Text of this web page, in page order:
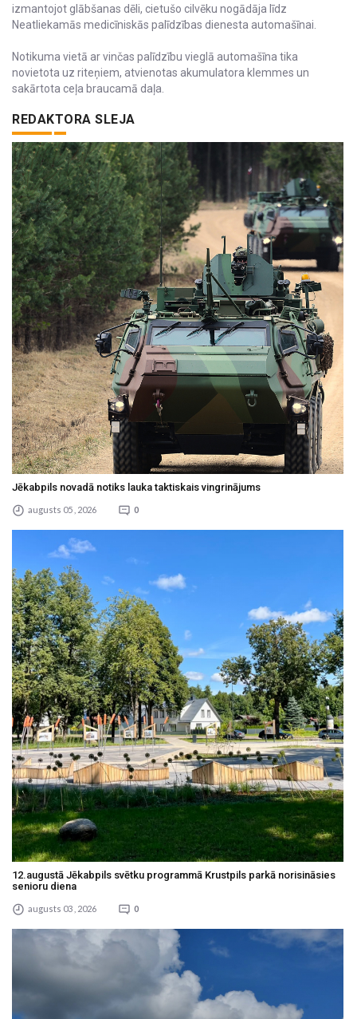
izmantojot glābšanas dēli, cietušo cilvēku nogādāja līdz
Neatliekamās medicīniskās palīdzības dienesta automašīnai.
Notikuma vietā ar vinčas palīdzību vieglā automašīna tika
novietota uz riteņiem, atvienotas akumulatora klemmes un
sakārtota ceļa braucamā daļa.
REDAKTORA SLEJA
Jēkabpils novadā notiks lauka taktiskais vingrinājums
augusts 05 , 2026 0
12.augustā Jēkabpils svētku programmā Krustpils parkā norisināsies
senioru diena
augusts 03 , 2026 0